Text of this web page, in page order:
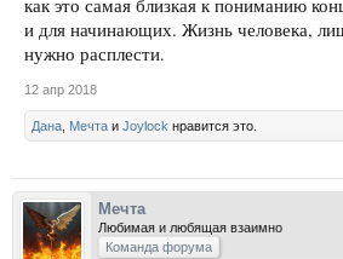
как это самая близкая к пониманию
и для начинающих. Жизнь человека,
нужно расплести.
12 апр 2018
Дана Мечта и Joylock нравится это.
Мечта
Любимая и любящая взаимно
Команда форума